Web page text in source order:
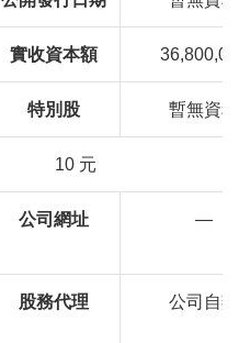
實收資本額
特別股 暫無資料
10 元
公司網址 —
股務代理 公司自辦